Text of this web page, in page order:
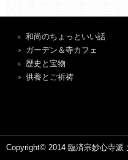
和尚のちょっといい話
ガーデン＆寺カフェ
歴史と宝物
供養とご祈祷
Copyright© 2014 臨済宗妙心寺派